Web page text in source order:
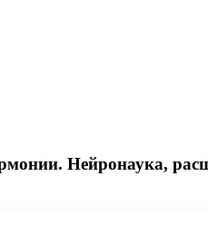
Нейронаука,